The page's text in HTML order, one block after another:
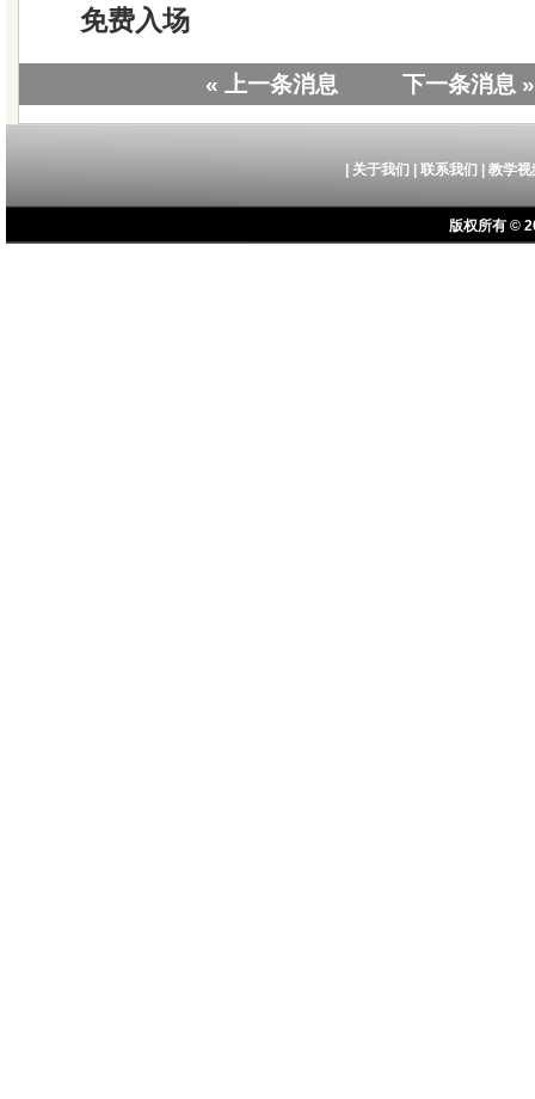
免费入场
« 上一条消息 下一条消息 »
关于我们 联系我们 教学视
版权所有 ©